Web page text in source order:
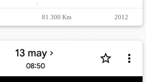
:
81.300 Km 2012